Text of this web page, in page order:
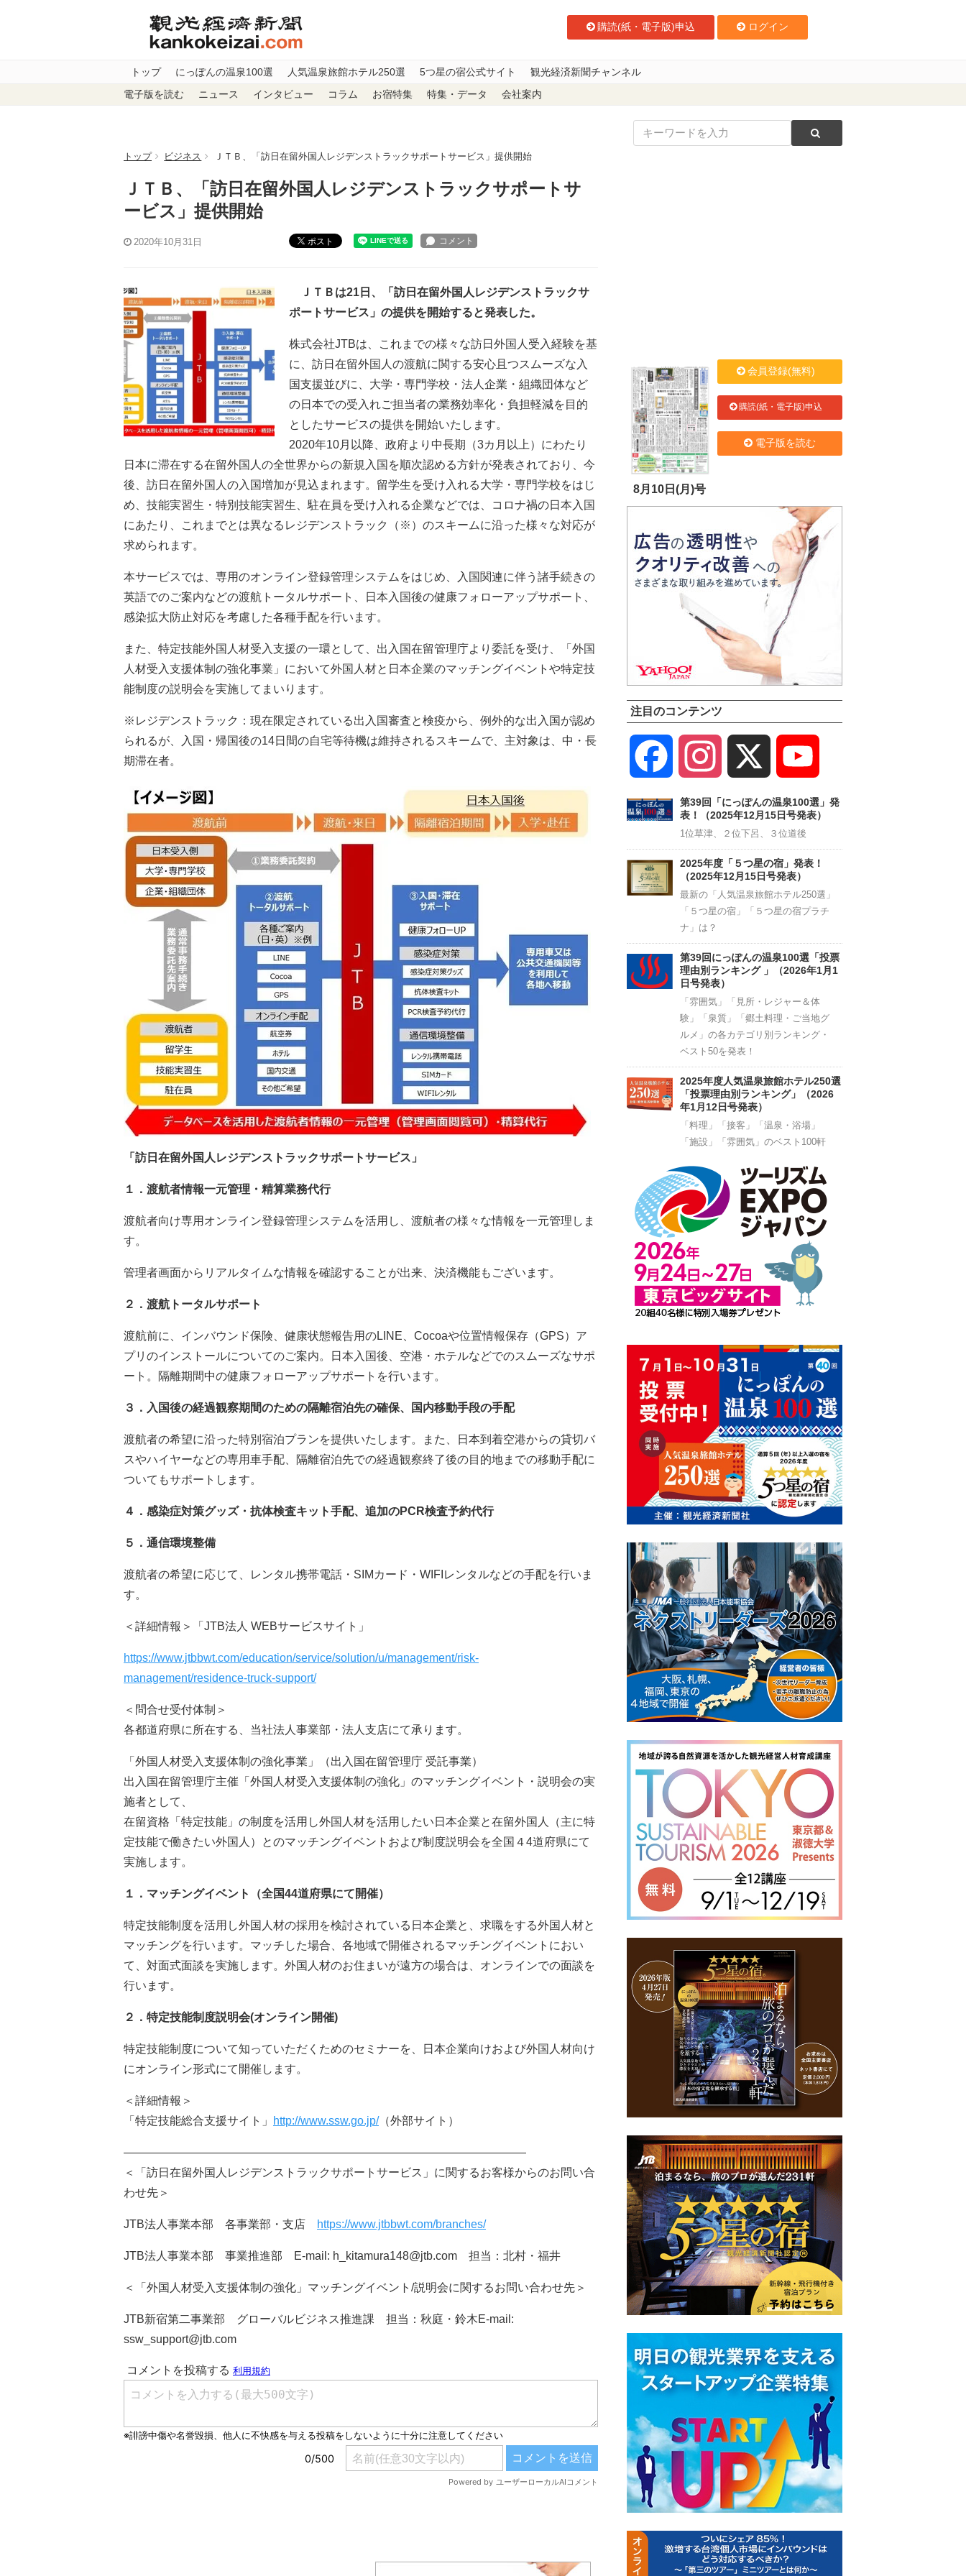
購読(紙・電子版)申込 ログイン
トップ にっぽんの温泉100選 人気温泉旅館ホテル250選 5つ星の宿公式サイト 観光経済新聞チャンネル
電子版を読む ニュース インタビュー コラム お宿特集 特集・データ 会社案内
トップ ビジネス ＪＴＢ、「訪日在留外国人レジデンストラックサポートサービス」提供開始
ＪＴＢ、「訪日在留外国人レジデンストラックサポートサ
ービス」提供開始
2020年10月31日 ポスト
ＪＴＢは21日、「訪日在留外国人レジデンストラックサ
ポートサービス」の提供を開始すると発表した。
株式会社JTBは、これまでの様々な訪日外国人受入経験を基
に、訪日在留外国人の渡航に関する安心且つスムーズな入
国支援並びに、大学・専門学校・法人企業・組織団体など
の日本での受入れご担当者の業務効率化・負担軽減を目的
としたサービスの提供を開始いたします。
2020年10月以降、政府より中長期（3カ月以上）にわたり
日本に滞在する在留外国人の全世界からの新規入国を順次認める方針が発表されており、今
後、訪日在留外国人の入国増加が見込まれます。留学生を受け入れる大学・専門学校をはじ
め、技能実習生・特別技能実習生、駐在員を受け入れる企業などでは、コロナ禍の日本入国
にあたり、これまでとは異なるレジデンストラック（※）のスキームに沿った様々な対応が
求められます。
本サービスでは、専用のオンライン登録管理システムをはじめ、入国関連に伴う諸手続きの
英語でのご案内などの渡航トータルサポート、日本入国後の健康フォローアップサポート、
感染拡大防止対応を考慮した各種手配を行います。
また、特定技能外国人材受入支援の一環として、出入国在留管理庁より委託を受け、「外国
人材受入支援体制の強化事業」において外国人材と日本企業のマッチングイベントや特定技
能制度の説明会を実施してまいります。
※レジデンストラック：現在限定されている出入国審査と検疫から、例外的な出入国が認め
られるが、入国・帰国後の14日間の自宅等待機は維持されるスキームで、主対象は、中・長
期滞在者。
「訪日在留外国人レジデンストラックサポートサービス」
１．渡航者情報一元管理・精算業務代行
渡航者向け専用オンライン登録管理システムを活用し、渡航者の様々な情報を一元管理しま
す。
管理者画面からリアルタイムな情報を確認することが出来、決済機能もございます。
２．渡航トータルサポート
渡航前に、インバウンド保険、健康状態報告用のLINE、Cocoaや位置情報保存（GPS）ア
プリのインストールについてのご案内。日本入国後、空港・ホテルなどでのスムーズなサポ
ート。隔離期間中の健康フォローアップサポートを行います。
３．入国後の経過観察期間のための隔離宿泊先の確保、国内移動手段の手配
渡航者の希望に沿った特別宿泊プランを提供いたします。また、日本到着空港からの貸切バ
スやハイヤーなどの専用車手配、隔離宿泊先での経過観察終了後の目的地までの移動手配に
ついてもサポートします。
４．感染症対策グッズ・抗体検査キット手配、追加のPCR検査予約代行
５．通信環境整備
渡航者の希望に応じて、レンタル携帯電話・SIMカード・WIFIレンタルなどの手配を行いま
す。
＜詳細情報＞「JTB法人 WEBサービスサイト」
https://www.jtbbwt.com/education/service/solution/u/management/risk-
management/residence-truck-support/
＜問合せ受付体制＞
各都道府県に所在する、当社法人事業部・法人支店にて承ります。
「外国人材受入支援体制の強化事業」（出入国在留管理庁 受託事業）
出入国在留管理庁主催「外国人材受入支援体制の強化」のマッチングイベント・説明会の実
施者として、
在留資格「特定技能」の制度を活用し外国人材を活用したい日本企業と在留外国人（主に特
定技能で働きたい外国人）とのマッチングイベントおよび制度説明会を全国４4道府県にて
実施します。
１．マッチングイベント（全国44道府県にて開催）
特定技能制度を活用し外国人材の採用を検討されている日本企業と、求職をする外国人材と
マッチングを行います。マッチした場合、各地域で開催されるマッチングイベントにおい
て、対面式面談を実施します。外国人材のお住まいが遠方の場合は、オンラインでの面談を
行います。
２．特定技能制度説明会(オンライン開催)
特定技能制度について知っていただくためのセミナーを、日本企業向けおよび外国人材向け
にオンライン形式にて開催します。
＜詳細情報＞
「特定技能総合支援サイト」
http://www.ssw.go.jp/ （外部サイト）
―――――――――――――――――――――――――――――――――――
＜「訪日在留外国人レジデンストラックサポートサービス」に関するお客様からのお問い合
わせ先＞
JTB法人事業本部 各事業部・支店 https://www.jtbbwt.com/branches/
JTB法人事業本部 事業推進部 E-mail: h_kitamura148@jtb.com 担当：北村・福井
＜「外国人材受入支援体制の強化」マッチングイベント/説明会に関するお問い合わせ先＞
JTB新宿第二事業部 グローバルビジネス推進課 担当：秋庭・鈴木E-mail:
ssw_support@jtb.com
8月10日(月)号
会員登録(無料)
購読(紙・電子版)申込
電子版を読む
注目のコンテンツ
Facebook Instagram
Channel
第39回「にっぽんの温泉100選」発
表！（2025年12月15日号発表）
1位草津、２位下呂、３位道後
2025年度「５つ星の宿」発表！
（2025年12月15日号発表）
最新の「人気温泉旅館ホテル250選」
「５つ星の宿」「５つ星の宿プラチ
ナ」は？
第39回にっぽんの温泉100選「投票
理由別ランキング 」（2026年1月1
日号発表）
「雰囲気」「見所・レジャー＆体
験」「泉質」「郷土料理・ご当地グ
ルメ」の各カテゴリ別ランキング・
ベスト50を発表！
2025年度人気温泉旅館ホテル250選
「投票理由別ランキング」（2026
年1月12日号発表）
「料理」「接客」「温泉・浴場」
「施設」「雰囲気」のベスト100軒